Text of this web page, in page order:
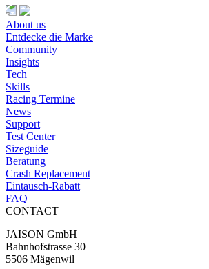
About us
Entdecke die Marke
Community
Insights
Tech
Skills
Racing Termine
News
Support
Test Center
Sizeguide
Beratung
Crash Replacement
Eintausch-Rabatt
FAQ
CONTACT
JAISON GmbH
Bahnhofstrasse 30
5506 Mägenwil